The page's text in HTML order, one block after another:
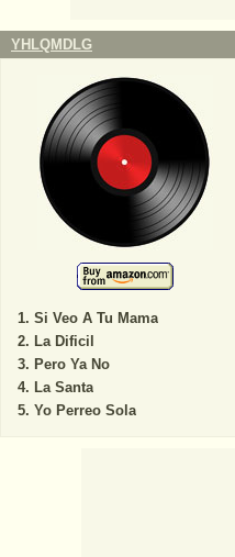
YHLQMDLG
Si Veo A Tu Mama
La Dificil
Pero Ya No
La Santa
Yo Perreo Sola